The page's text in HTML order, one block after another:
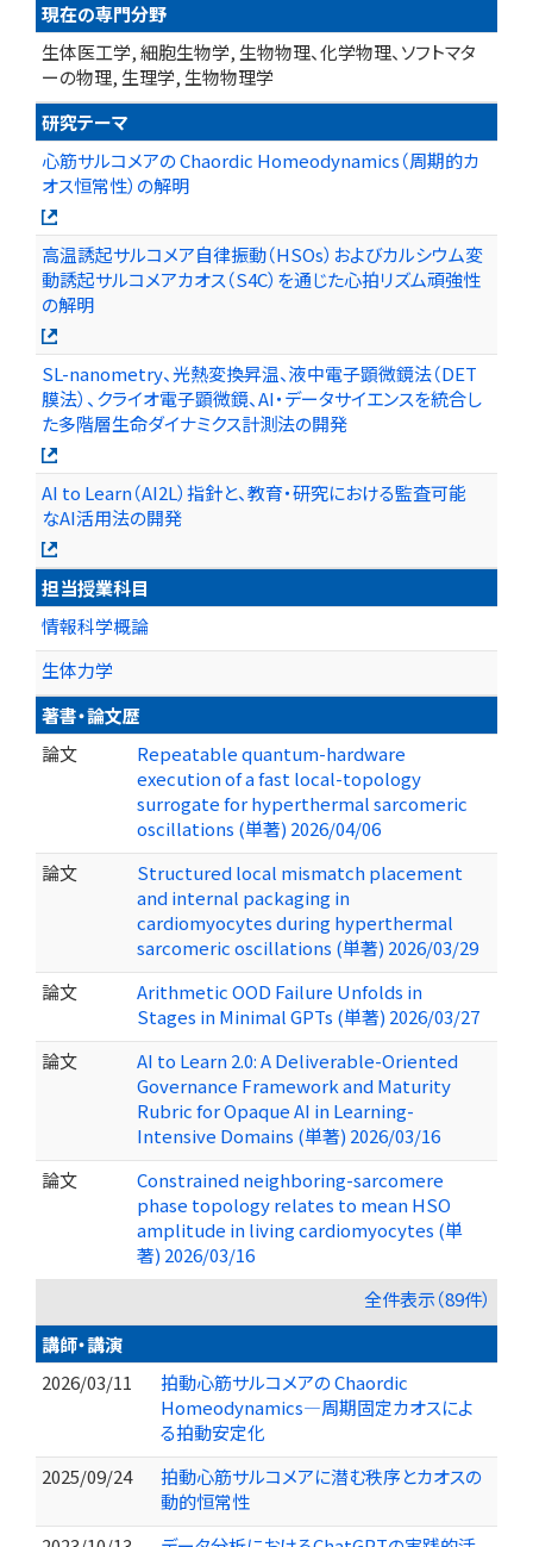
現在の専門分野
生体医工学, 細胞生物学, 生物物理、化学物理、ソフトマタ
ーの物理, 生理学, 生物物理学
研究テーマ
心筋サルコメアの Chaordic Homeodynamics（周期的カ
オス恒常性）の解明
高温誘起サルコメア自律振動（HSOs）およびカルシウム変
動誘起サルコメアカオス（S4C）を通じた心拍リズム頑強性
の解明
SL-nanometry、光熱変換昇温、液中電子顕微鏡法（DET
膜法）、クライオ電子顕微鏡、AI・データサイエンスを統合し
た多階層生命ダイナミクス計測法の開発
AI to Learn（AI2L）指針と、教育・研究における監査可能
なAI活用法の開発
担当授業科目
情報科学概論
生体力学
著書・論文歴
論文
Repeatable quantum-hardware
execution of a fast local-topology
surrogate for hyperthermal sarcomeric
oscillations (単著) 2026/04/06
論文
Structured local mismatch placement
and internal packaging in
cardiomyocytes during hyperthermal
sarcomeric oscillations (単著) 2026/03/29
論文
Arithmetic OOD Failure Unfolds in
Stages in Minimal GPTs (単著) 2026/03/27
論文
AI to Learn 2.0: A Deliverable-Oriented
Governance Framework and Maturity
Rubric for Opaque AI in Learning-
Intensive Domains (単著) 2026/03/16
論文
Constrained neighboring-sarcomere
phase topology relates to mean HSO
amplitude in living cardiomyocytes (単
著) 2026/03/16
全件表示（89件）
講師・講演
2026/03/11
拍動心筋サルコメアの Chaordic
Homeodynamics―周期固定カオスによ
る拍動安定化
2025/09/24
拍動心筋サルコメアに潜む秩序とカオスの
動的恒常性